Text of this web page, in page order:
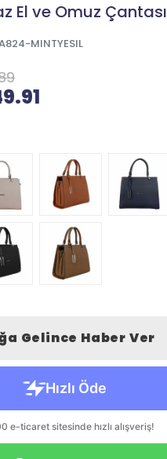
El ve Omuz Çantası
MINTYESIL
Gelince Haber Ver